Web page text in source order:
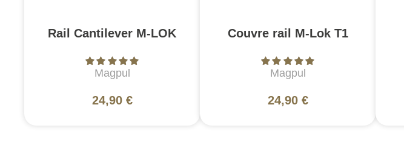
Rail Cantilever M-LOK
Magpul
24,90 €
Couvre rail M-Lok T1
Magpul
24,90 €